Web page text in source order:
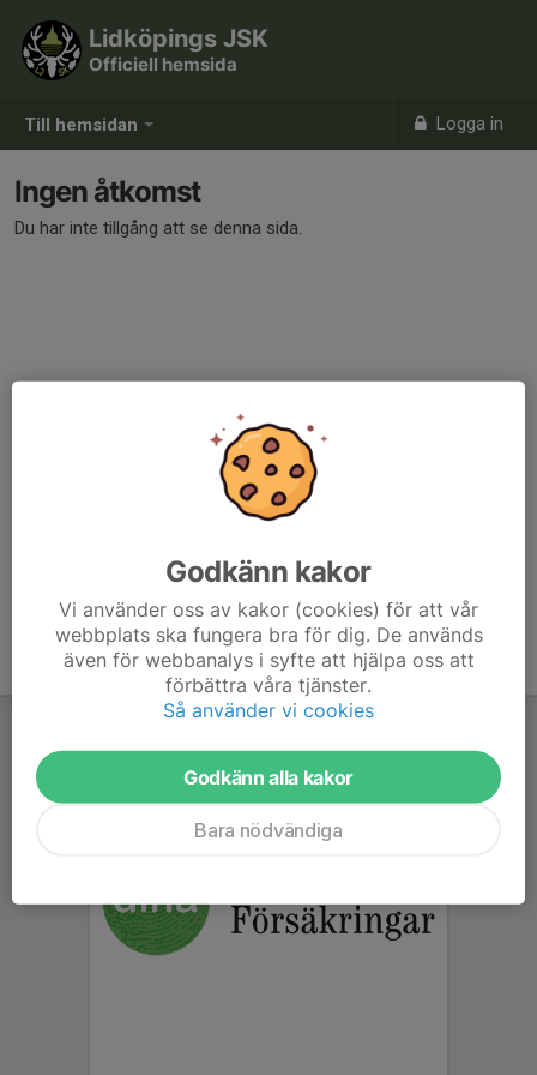
Till hemsidan Logga in
Lidköpings JSK
Officiell hemsida
Ingen åtkomst
Du har inte tillgång att se denna sida.
Godkänn kakor
Vi använder oss av kakor (cookies) för att vår
webbplats ska fungera bra för dig. De används
även för webbanalys i syfte att hjälpa oss att
förbättra våra tjänster.
Så använder vi cookies
Godkänn alla kakor
Bara nödvändiga